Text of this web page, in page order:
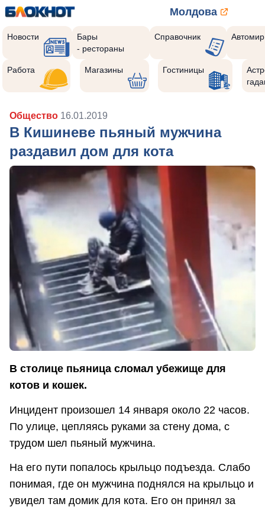
Молдова
Новости
Бары
- рестораны
Справочник Автомир
Работа Магазины Гостиницы
Общество 16.01.2019
В Кишиневе пьяный мужчина
раздавил дом для кота
В столице пьяница сломал убежище для
котов и кошек.
Инцидент произошел 14 января около 22 часов.
По улице, цепляясь руками за стену дома, с
трудом шел пьяный мужчина.
На его пути попалось крыльцо подъезда. Слабо
понимая, где он мужчина поднялся на крыльцо и
увидел там домик для кота. Его он принял за